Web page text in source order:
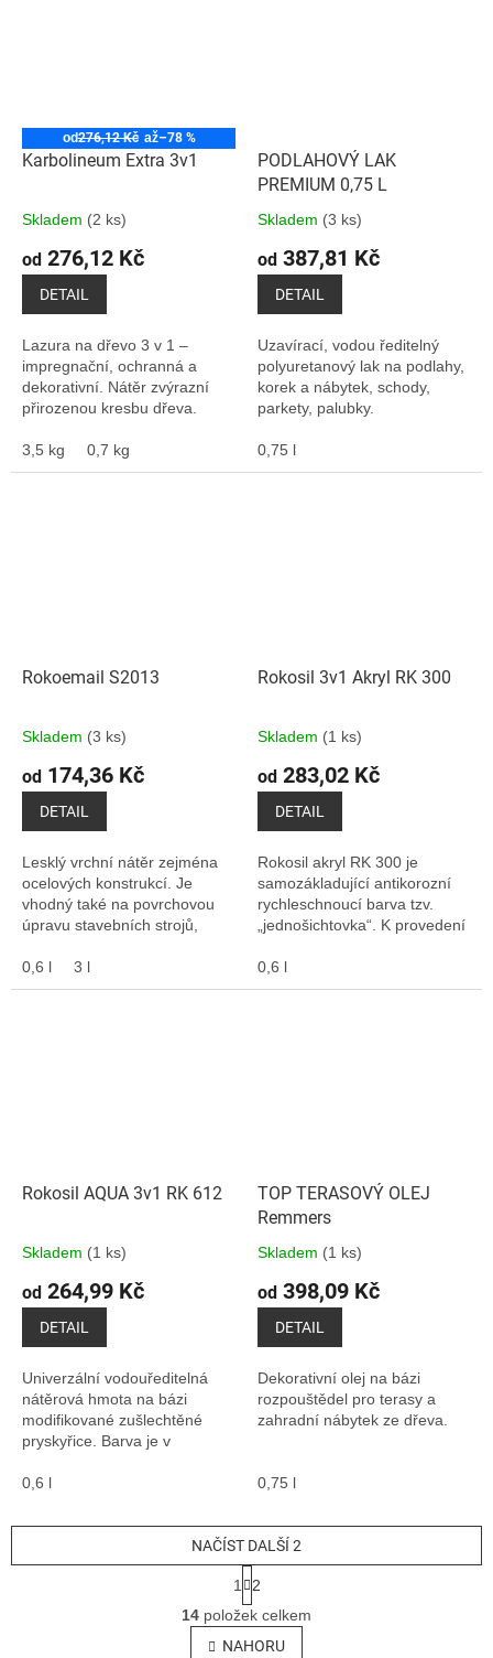
od276,12 Kč až–78 %
Karbolineum Extra 3v1
Skladem (2 ks)
od 276,12 Kč
DETAIL
Lazura na dřevo 3 v 1 –
impregnační, ochranná a
dekorativní. Nátěr zvýrazní
přirozenou kresbu dřeva.
dlouhodobou ochranu
natřeného povrchu.
3,5 kg 0,7 kg
PODLAHOVÝ LAK
PREMIUM 0,75 L
Skladem (3 ks)
od 387,81 Kč
DETAIL
Uzavírací, vodou ředitelný
polyuretanový lak na podlahy,
korek a nábytek, schody,
parkety, palubky.
0,75 l
Rokoemail S2013
Skladem (3 ks)
od 174,36 Kč
DETAIL
Lesklý vrchní nátěr zejména
ocelových konstrukcí. Je
vhodný také na povrchovou
úpravu stavebních strojů,
zařízení, atd. Může se
používat jak pro vnitřní,...
0,6 l 3 l
Rokosil 3v1 Akryl RK 300
Skladem (1 ks)
od 283,02 Kč
DETAIL
Rokosil akryl RK 300 je
samozákladující antikorozní
rychleschnoucí barva tzv.
„jednošichtovka“. K provedení
ocelových výrobků- regálů,
kontejnerů,...
0,6 l
Rokosil AQUA 3v1 RK 612
Skladem (1 ks)
od 264,99 Kč
DETAIL
Univerzální vodouředitelná
nátěrová hmota na bázi
modifikované zušlechtěné
pryskyřice. Barva je v
venkovní a vnitřní nátěry
0,6 l
TOP TERASOVÝ OLEJ
Remmers
Skladem (1 ks)
od 398,09 Kč
DETAIL
Dekorativní olej na bázi
rozpouštědel pro terasy a
zahradní nábytek ze dřeva.
0,75 l
O
v
l
NAČÍST DALŠÍ 2
t
r
á
n
1
2
14 položek celkem
NAHORU